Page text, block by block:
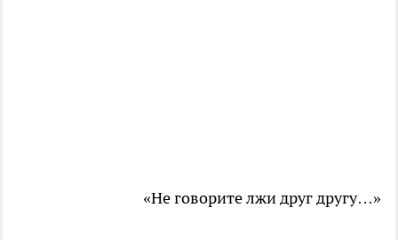
«Не говорите лжи друг другу…»